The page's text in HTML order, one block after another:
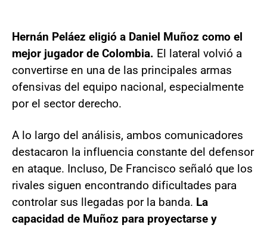
Hernán Peláez eligió a Daniel Muñoz como el
mejor jugador de Colombia. El lateral volvió a
convertirse en una de las principales armas
ofensivas del equipo nacional, especialmente
por el sector derecho.
A lo largo del análisis, ambos comunicadores
destacaron la influencia constante del defensor
en ataque. Incluso, De Francisco señaló que los
rivales siguen encontrando dificultades para
controlar sus llegadas por la banda. La
capacidad de Muñoz para proyectarse y